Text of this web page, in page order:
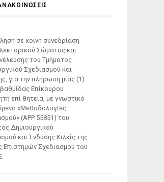
σε κοινή συνεδρίαση
Σώματος και
του Τμήματος
Σχεδιασμού και
για την πλήρωση μίας (1)
Επίκουρου
επί θητεία, με γνωστικό
«Μεθοδολογίες
(ΑΡΡ 55851) του
Δημιουργικού
και Ένδυσης Κιλκίς της
Επιστημών Σχεδιασμού του